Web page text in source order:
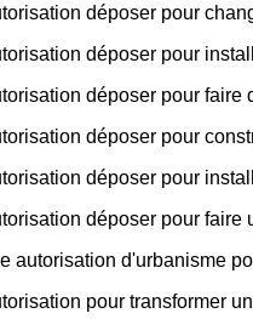
déposer pour
déposer pour
déposer pour faire
déposer pour
déposer pour
déposer pour faire
autorisation d'urbanisme
pour transformer